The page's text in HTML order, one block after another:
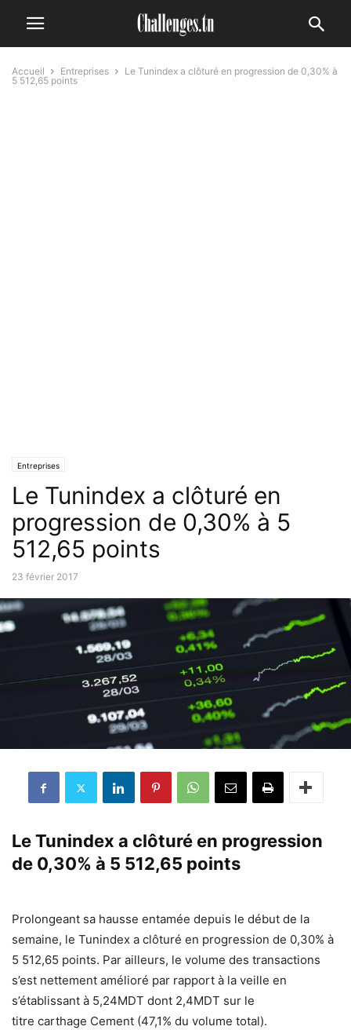
Accueil Entreprises
Le Tunindex a clôturé en progression de 0,30% à
5 512,65 points
Entreprises
Le Tunindex a clôturé en
progression de 0,30% à 5
512,65 points
23 février 2017
Le Tunindex a clôturé en progression
de 0,30% à 5 512,65 points
Prolongeant sa hausse entamée depuis le début de la
semaine, le Tunindex a clôturé en progression de 0,30% à
5 512,65 points. Par ailleurs, le volume des transactions
s’est nettement amélioré par rapport à la veille en
s’établissant à 5,24MDT dont 2,4MDT sur le
titre carthage Cement (47,1% du volume total).